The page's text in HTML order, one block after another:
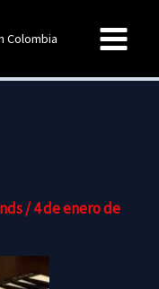
Colombia
/4 de enero de